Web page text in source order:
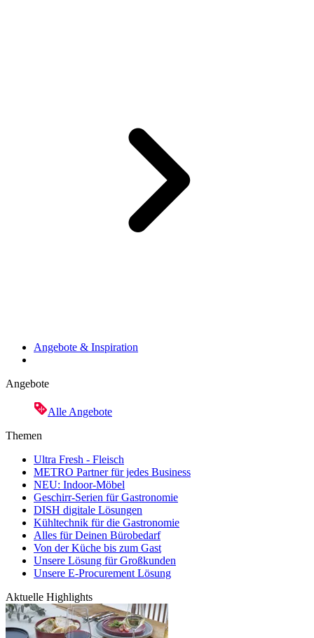
Angebote & Inspiration
Angebote
Alle Angebote
Themen
Ultra Fresh - Fleisch
METRO Partner für jedes Business
NEU: Indoor-Möbel
Geschirr-Serien für Gastronomie
DISH digitale Lösungen
Kühltechnik für die Gastronomie
Alles für Deinen Bürobedarf
Von der Küche bis zum Gast
Unsere Lösung für Großkunden
Unsere E-Procurement Lösung
Aktuelle Highlights